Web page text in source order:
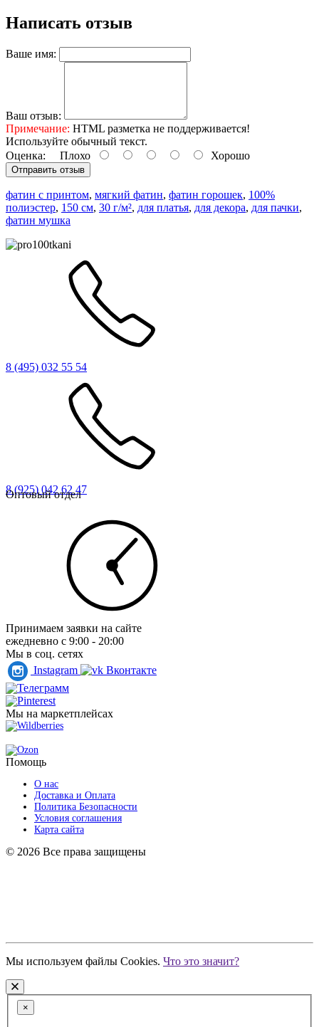
Написать отзыв
Ваше имя:
Ваш отзыв:
Примечание: HTML разметка не поддерживается!
Используйте обычный текст.
Оценка: Плохо Хорошо
Отправить отзыв
фатин с принтом, мягкий фатин, фатин горошек, 100%
полиэстер, 150 см, 30 г/м², для платья, для декора, для пачки,
фатин мушка
8 (495) 032 55 54
8 (925) 042 62 47
Оптовый отдел
Принимаем заявки на сайте
ежедневно с 9:00 - 20:00
Мы в соц. сетях
Instagram
Вконтакте
Телеграмм
Pinterest
Мы на маркетплейсах
Wildberries
Ozon
Помощь
О нас
Доставка и Оплата
Политика Безопасности
Условия соглашения
Карта сайта
© 2026 Все права защищены
Мы используем файлы Cookies. Что это значит?
×